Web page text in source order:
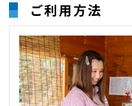
ご利用方法